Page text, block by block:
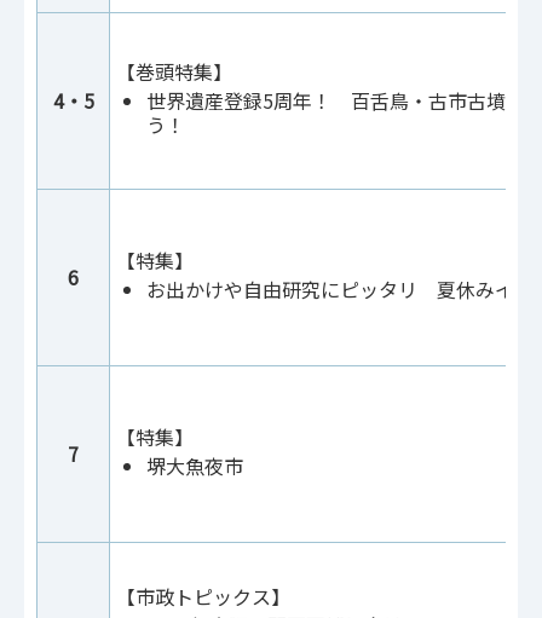
4・5
【巻頭特集】
世界遺産登録5周年！ 百舌鳥・古市古墳群
う！
6
【特集】
お出かけや自由研究にピッタリ 夏休みイベ
7
【特集】
堺大魚夜市
【市政トピックス】